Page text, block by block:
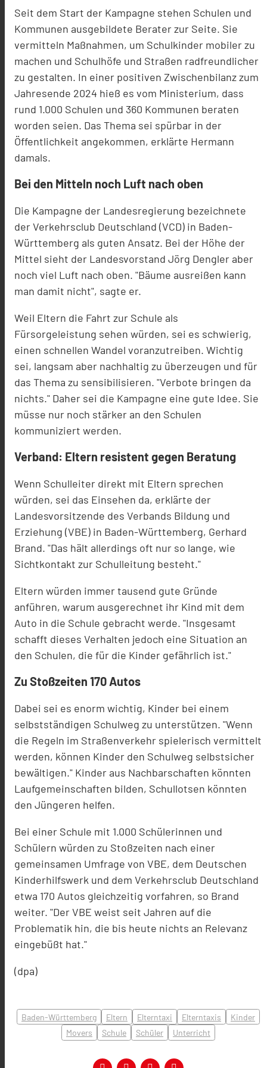
Seit dem Start der Kampagne stehen Schulen und
Kommunen ausgebildete Berater zur Seite. Sie
vermitteln Maßnahmen, um Schulkinder mobiler zu
machen und Schulhöfe und Straßen radfreundlicher
zu gestalten. In einer positiven Zwischenbilanz zum
Jahresende 2024 hieß es vom Ministerium, dass
rund 1.000 Schulen und 360 Kommunen beraten
worden seien. Das Thema sei spürbar in der
Öffentlichkeit angekommen, erklärte Hermann
damals.
Bei den Mitteln noch Luft nach oben
Die Kampagne der Landesregierung bezeichnete
der Verkehrsclub Deutschland (VCD) in Baden-
Württemberg als guten Ansatz. Bei der Höhe der
Mittel sieht der Landesvorstand Jörg Dengler aber
noch viel Luft nach oben. "Bäume ausreißen kann
man damit nicht", sagte er.
Weil Eltern die Fahrt zur Schule als
Fürsorgeleistung sehen würden, sei es schwierig,
einen schnellen Wandel voranzutreiben. Wichtig
sei, langsam aber nachhaltig zu überzeugen und für
das Thema zu sensibilisieren. "Verbote bringen da
nichts." Daher sei die Kampagne eine gute Idee. Sie
müsse nur noch stärker an den Schulen
kommuniziert werden.
Verband: Eltern resistent gegen Beratung
Wenn Schulleiter direkt mit Eltern sprechen
würden, sei das Einsehen da, erklärte der
Landesvorsitzende des Verbands Bildung und
Erziehung (VBE) in Baden-Württemberg, Gerhard
Brand. "Das hält allerdings oft nur so lange, wie
Sichtkontakt zur Schulleitung besteht."
Eltern würden immer tausend gute Gründe
anführen, warum ausgerechnet ihr Kind mit dem
Auto in die Schule gebracht werde. "Insgesamt
schafft dieses Verhalten jedoch eine Situation an
den Schulen, die für die Kinder gefährlich ist."
Zu Stoßzeiten 170 Autos
Dabei sei es enorm wichtig, Kinder bei einem
selbstständigen Schulweg zu unterstützen. "Wenn
die Regeln im Straßenverkehr spielerisch vermittelt
werden, können Kinder den Schulweg selbstsicher
bewältigen." Kinder aus Nachbarschaften könnten
Laufgemeinschaften bilden, Schullotsen könnten
den Jüngeren helfen.
Bei einer Schule mit 1.000 Schülerinnen und
Schülern würden zu Stoßzeiten nach einer
gemeinsamen Umfrage von VBE, dem Deutschen
Kinderhilfswerk und dem Verkehrsclub Deutschland
etwa 170 Autos gleichzeitig vorfahren, so Brand
weiter. "Der VBE weist seit Jahren auf die
Problematik hin, die bis heute nichts an Relevanz
eingebüßt hat."
(dpa)
Baden-Württemberg Eltern Elterntaxi Elterntaxis
Kinder
Movers
Schule Schüler Unterricht